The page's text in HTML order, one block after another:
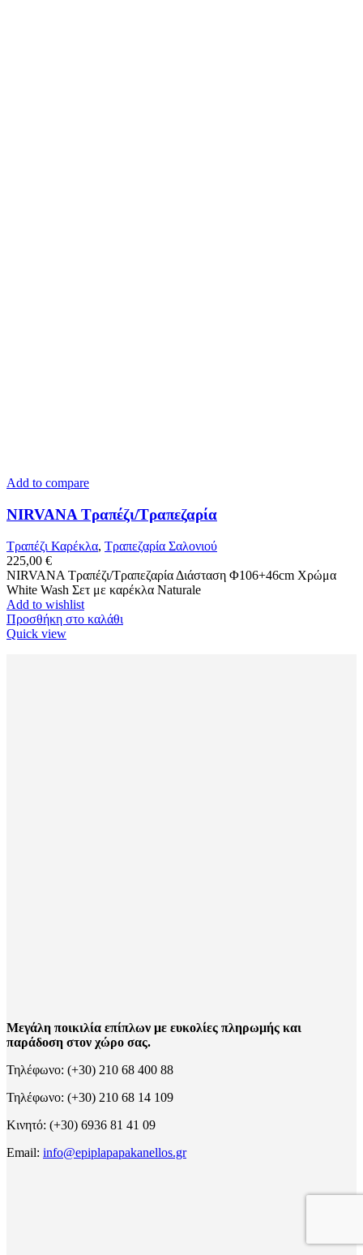
Add to compare
NIRVANA Τραπέζι/Τραπεζαρία
Τραπέζι Καρέκλα, Tραπεζαρία Σαλονιού
225,00 €
NIRVANA Τραπέζι/Τραπεζαρία Διάσταση Φ106+46cm Χρώμα
White Wash Σετ με καρέκλα Naturale
Add to wishlist
Προσθήκη στο καλάθι
Quick view
Μεγάλη ποικιλία επίπλων με ευκολίες πληρωμής και
παράδοση στον χώρο σας.
Τηλέφωνο: (+30) 210 68 400 88
Τηλέφωνο: (+30) 210 68 14 109
Κινητό: (+30) 6936 81 41 09
Email: info@epiplapapakanellos.gr